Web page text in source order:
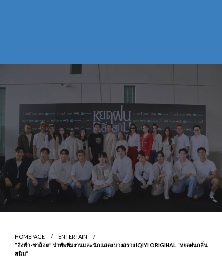
HOMEPAGE
ENTERTAIN
“อิงฟ้า-ชาล็อต” นำทัพทีมงานและนักแสดง บวงสรวง IQIYI ORIGINAL “หยดฝนกลิ่น
สนิม”